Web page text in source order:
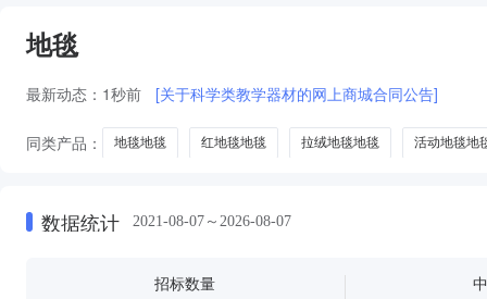
地毯
最新动态： 1秒前 [关于科学类教学器材的网上商城合同公告]
同类产品： 地毯地毯 红地毯地毯 拉绒地毯地毯 活动地毯地
数据统计 2021-08-07～2026-08-07
招标数量